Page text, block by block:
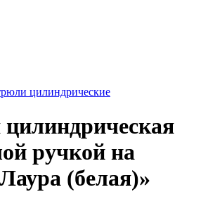
цилиндрические
ручкой на
(белая)»